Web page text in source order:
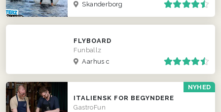
Skanderborg
FLYBOARD
Funballz
Aarhus c
NYHED
ITALIENSK FOR BEGYNDERE
GastroFun